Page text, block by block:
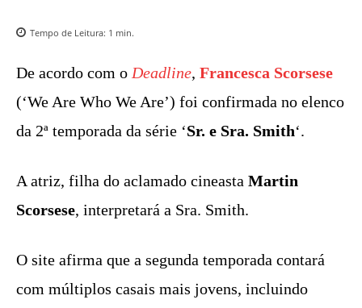
Tempo de Leitura: 1 min.
De acordo com o Deadline, Francesca Scorsese
(‘We Are Who We Are’) foi confirmada no elenco
da 2ª temporada da série ‘Sr. e Sra. Smith‘.
A atriz, filha do aclamado cineasta Martin
Scorsese, interpretará a Sra. Smith.
O site afirma que a segunda temporada contará
com múltiplos casais mais jovens, incluindo